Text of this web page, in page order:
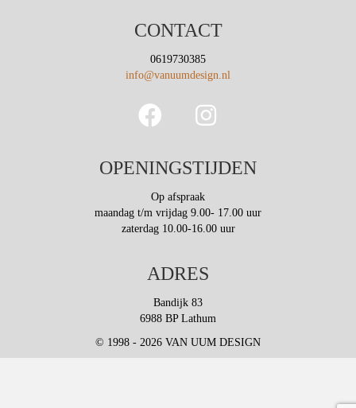
CONTACT
0619730385
info@vanuumdesign.nl
OPENINGSTIJDEN
Op afspraak
maandag t/m vrijdag 9.00- 17.00 uur
zaterdag 10.00-16.00 uur
ADRES
Bandijk 83
6988 BP Lathum
© 1998 - 2026 VAN UUM DESIGN